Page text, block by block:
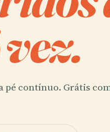
contínuo. Grátis